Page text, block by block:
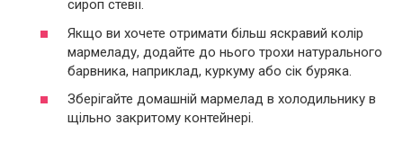
сироп стевії.
Якщо ви хочете отримати більш яскравий колір
мармеладу, додайте до нього трохи натурального
барвника, наприклад, куркуму або сік буряка.
Зберігайте домашній мармелад в холодильнику в
щільно закритому контейнері.